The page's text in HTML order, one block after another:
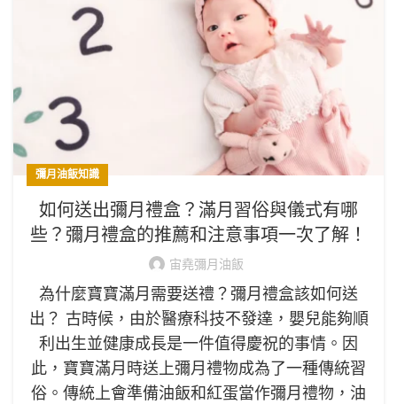
彌月油飯知識
如何送出彌月禮盒？滿月習俗與儀式有哪
些？彌月禮盒的推薦和注意事項一次了解！
宙堯彌月油飯
為什麼寶寶滿月需要送禮？彌月禮盒該如何送
出？ 古時候，由於醫療科技不發達，嬰兒能夠順
利出生並健康成長是一件值得慶祝的事情。因
此，寶寶滿月時送上彌月禮物成為了一種傳統習
俗。傳統上會準備油飯和紅蛋當作彌月禮物，油